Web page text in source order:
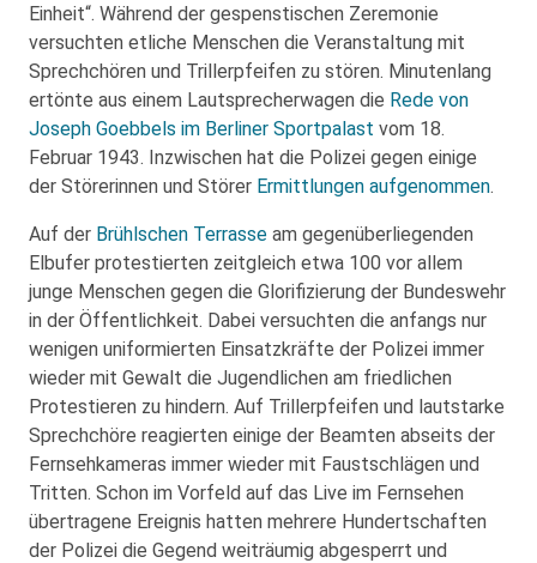
Einheit“. Während der gespenstischen Zeremonie
versuchten etliche Menschen die Veranstaltung mit
Sprechchören und Trillerpfeifen zu stören. Minutenlang
ertönte aus einem Lautsprecherwagen die Rede von
Joseph Goebbels im Berliner Sportpalast vom 18.
Februar 1943. Inzwischen hat die Polizei gegen einige
der Störerinnen und Störer Ermittlungen aufgenommen.
Auf der Brühlschen Terrasse am gegenüberliegenden
Elbufer protestierten zeitgleich etwa 100 vor allem
junge Menschen gegen die Glorifizierung der Bundeswehr
in der Öffentlichkeit. Dabei versuchten die anfangs nur
wenigen uniformierten Einsatzkräfte der Polizei immer
wieder mit Gewalt die Jugendlichen am friedlichen
Protestieren zu hindern. Auf Trillerpfeifen und lautstarke
Sprechchöre reagierten einige der Beamten abseits der
Fernsehkameras immer wieder mit Faustschlägen und
Tritten. Schon im Vorfeld auf das Live im Fernsehen
übertragene Ereignis hatten mehrere Hundertschaften
der Polizei die Gegend weiträumig abgesperrt und